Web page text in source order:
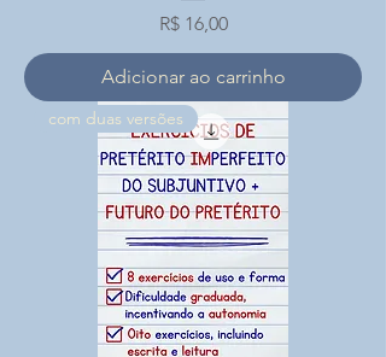
Preço
R$ 16,00
Adicionar ao carrinho
com duas versões